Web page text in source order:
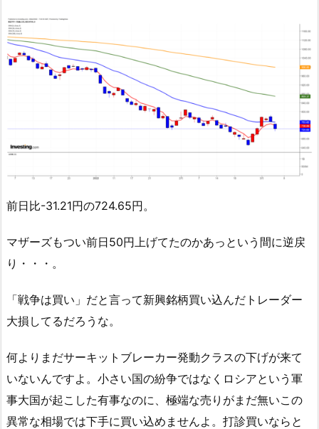
前日比-31.21円の724.65円。
マザーズもつい前日50円上げてたのかあっという間に逆戻
り・・・。
「戦争は買い」だと言って新興銘柄買い込んだトレーダー
大損してるだろうな。
何よりまだサーキットブレーカー発動クラスの下げが来て
いないんですよ。小さい国の紛争ではなくロシアという軍
事大国が起こした有事なのに、極端な売りがまだ無いこの
異常な相場では下手に買い込めませんよ。打診買いならと